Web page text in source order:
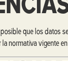
que los datos
normativa vigente